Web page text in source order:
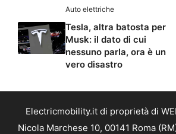
Auto elettriche
Tesla, altra batosta per
Musk: il dato di cui
nessuno parla, ora è un
vero disastro
Electricmobility.it di proprietà di
Nicola Marchese 10, 00141 Roma